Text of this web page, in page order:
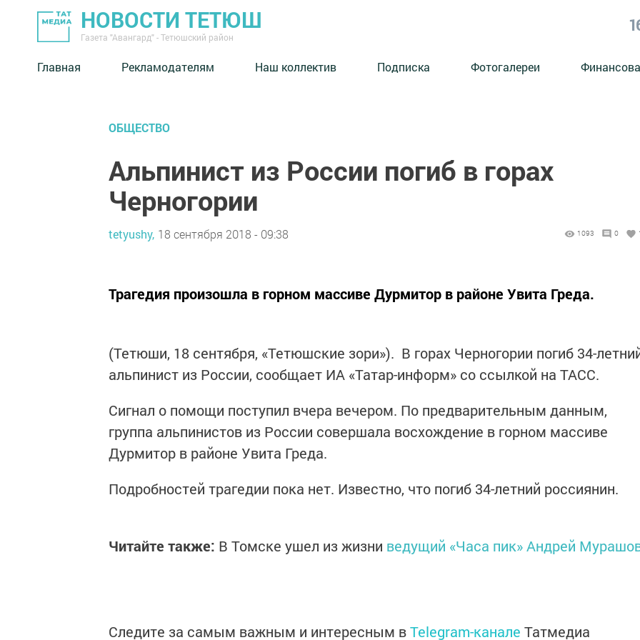
НОВОСТИ ТЕТЮШ
Газета "Авангард" - Тетюшский район
Главная Рекламодателям Наш коллектив Подписка Фотогалереи
ОБЩЕСТВО
Альпинист из России погиб в горах
Черногории
tetyushy, 18 сентября 2018 - 09:38 1093 0
Трагедия произошла в горном массиве Дурмитор в районе Увита Греда.
(Тетюши, 18 сентября, «Тетюшские зори»). В горах Черногории погиб 34-
альпинист из России, сообщает ИА «Татар-информ» со ссылкой на ТАСС.
Сигнал о помощи поступил вчера вечером. По предварительным данным,
группа альпинистов из России совершала восхождение в горном массиве
Дурмитор в районе Увита Греда.
Подробностей трагедии пока нет. Известно, что погиб 34-летний россиянин.
Читайте также: В Томске ушел из жизни ведущий «Часа пик» Андрей
Следите за самым важным и интересным вTelegram-канале Татмедиа